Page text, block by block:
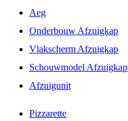
Aeg
Onderbouw Afzuigkap
Vlakscherm Afzuigkap
Schouwmodel Afzuigkap
Afzuigunit
Pizzarette